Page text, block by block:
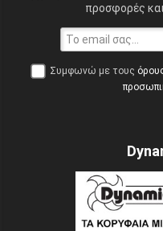
προσφορές
Συμφωνώ με τους